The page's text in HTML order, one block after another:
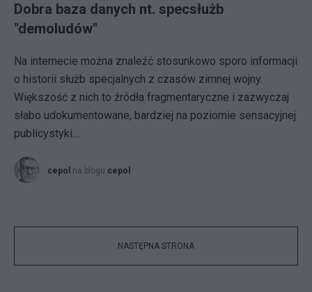
Dobra baza danych nt. specsłużb
"demoludów"
Na internecie można znaleźć stosunkowo sporo informacji
o historii służb specjalnych z czasów zimnej wojny.
Większość z nich to źródła fragmentaryczne i zazwyczaj
słabo udokumentowane, bardziej na poziomie sensacyjnej
publicystyki....
cepol na blogu cepol
NASTĘPNA STRONA